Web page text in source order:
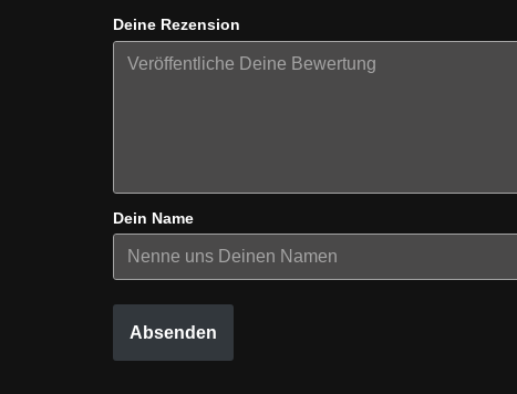
Deine Rezension
Dein Name
Absenden